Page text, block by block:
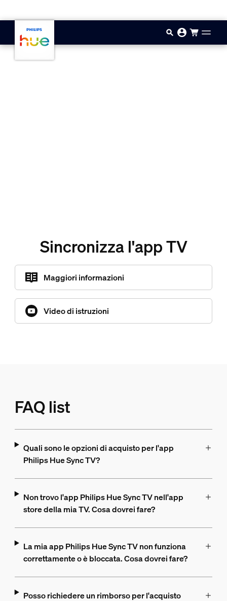
Sincronizza l'app TV
Maggiori informazioni
Video di istruzioni
FAQ list
Quali sono le opzioni di acquisto per l'app
Philips Hue Sync TV?
Non trovo l'app Philips Hue Sync TV nell'app
store della mia TV. Cosa dovrei fare?
La mia app Philips Hue Sync TV non funziona
correttamente o è bloccata. Cosa dovrei fare?
Posso richiedere un rimborso per l'acquisto